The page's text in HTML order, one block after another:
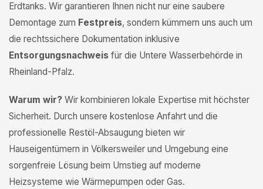
Erdtanks. Wir garantieren Ihnen nicht nur eine saubere
Demontage zum Festpreis, sondern kümmern uns auch um
die rechtssichere Dokumentation inklusive
Entsorgungsnachweis für die Untere Wasserbehörde in
Rheinland-Pfalz.
Warum wir? Wir kombinieren lokale Expertise mit höchster
Sicherheit. Durch unsere kostenlose Anfahrt und die
professionelle Restöl-Absaugung bieten wir
Hauseigentümern in Völkersweiler und Umgebung eine
sorgenfreie Lösung beim Umstieg auf moderne
Heizsysteme wie Wärmepumpen oder Gas.